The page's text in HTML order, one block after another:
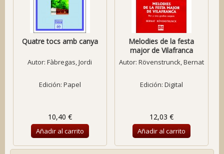
Quatre tocs amb canya
Autor:Fàbregas, Jordi
Edición: Papel
10,40 €
Añadir al carrito
Melodies de la festa
major de Vilafranca
Autor: Rövenstrunck, Bernat
Edición: Digital
12,03 €
Añadir al carrito